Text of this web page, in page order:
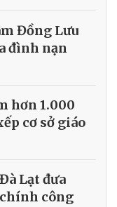
Đồng Lưu
đình nạn
hơn 1.000
cơ sở giáo
Lạt đưa
công